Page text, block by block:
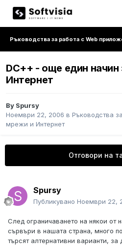
DC++ - още един начин
Интернет
By Spursy
Ноември 22, 2006 в Ръководства
мрежи и Интернет
Отговори на
Spursy
Публикувано Ноември 22,
След ограничаването на някои от
сървъри в нашата страна, много
търсят алтернативни варианти, за